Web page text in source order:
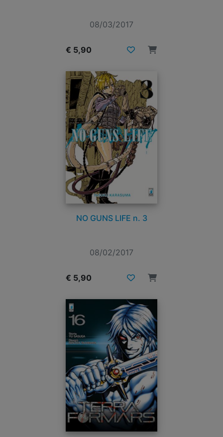
08/03/2017
€ 5,90
NO GUNS LIFE n. 3
08/02/2017
€ 5,90